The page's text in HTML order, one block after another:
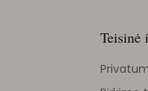
Teisinė